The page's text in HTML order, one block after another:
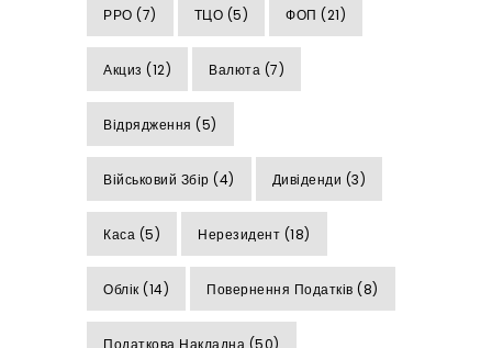
РРО (7) ТЦО (5) ФОП (21)
Акциз (12) Валюта (7)
Відрядження (5)
Військовий Збір (4) Дивіденди (3)
Каса (5) Нерезидент (18)
Облік (14) Повернення Податків (8)
Податкова Накладна (50)